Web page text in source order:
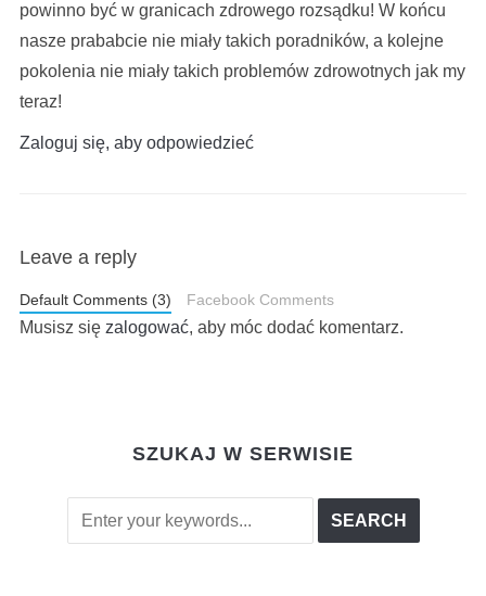
powinno być w granicach zdrowego rozsądku! W końcu
nasze prababcie nie miały takich poradników, a kolejne
pokolenia nie miały takich problemów zdrowotnych jak my
teraz!
Zaloguj się, aby odpowiedzieć
Leave a reply
Default Comments (3) Facebook Comments
Musisz się zalogować, aby móc dodać komentarz.
SZUKAJ W SERWISIE